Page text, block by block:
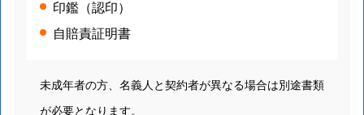
印鑑（認印）
自賠責証明書
未成年者の方、名義人と契約者が異なる場合は別途書類
が必要となります。